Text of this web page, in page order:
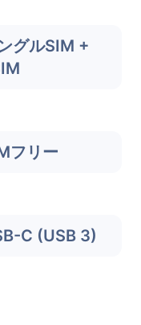
グルSIM +
フリー
C (USB 3)